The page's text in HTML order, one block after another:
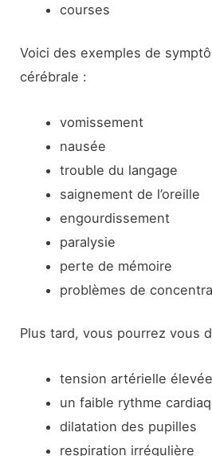
courses
Voici des exemples de
cérébrale :
vomissement
nausée
trouble du langage
saignement de l’oreille
engourdissement
paralysie
perte de mémoire
problèmes de
Plus tard, vous pourrez vous
tension artérielle élevée
un faible rythme
dilatation des pupilles
respiration irrégulière